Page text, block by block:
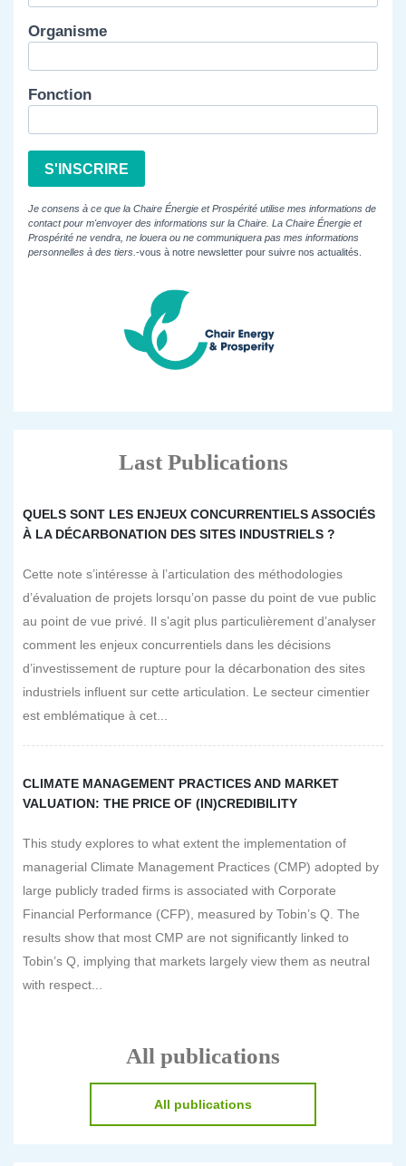
Organisme
Fonction
S'INSCRIRE
Je consens à ce que la Chaire Énergie et Prospérité utilise mes informations de
contact pour m'envoyer des informations sur la Chaire. La Chaire Énergie et
Prospérité ne vendra, ne louera ou ne communiquera pas mes informations
personnelles à des tiers. -vous à notre newsletter pour suivre nos actualités.
Last Publications
QUELS SONT LES ENJEUX CONCURRENTIELS ASSOCIÉS
À LA DÉCARBONATION DES SITES INDUSTRIELS ?
Cette note s’intéresse à l’articulation des méthodologies
d’évaluation de projets lorsqu’on passe du point de vue public
au point de vue privé. Il s’agit plus particulièrement d’analyser
comment les enjeux concurrentiels dans les décisions
d’investissement de rupture pour la décarbonation des sites
industriels influent sur cette articulation. Le secteur cimentier
est emblématique à cet...
CLIMATE MANAGEMENT PRACTICES AND MARKET
VALUATION: THE PRICE OF (IN)CREDIBILITY
This study explores to what extent the implementation of
managerial Climate Management Practices (CMP) adopted by
large publicly traded firms is associated with Corporate
Financial Performance (CFP), measured by Tobin’s Q. The
results show that most CMP are not significantly linked to
Tobin’s Q, implying that markets largely view them as neutral
with respect...
All publications
All publications